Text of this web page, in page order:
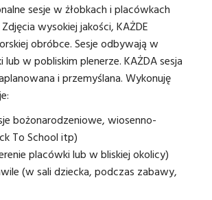
sesje w żłobkach i placówkach
wysokiej jakości, KAŻDE
obróbce. Sesje odbywają w
w pobliskim plenerze. KAŻDA sesja
i przemyślana. Wykonuję
bożonarodzeniowe, wiosenno-
To School itp)
placówki lub w bliskiej okolicy)
(w sali dziecka, podczas zabawy,